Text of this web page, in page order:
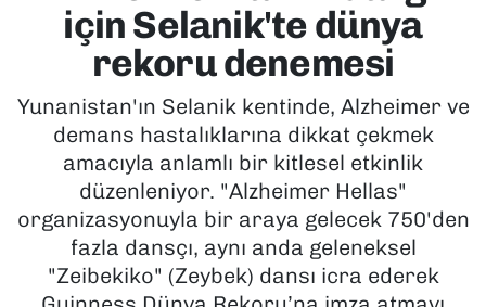
için Selanik'te dünya
rekoru denemesi
Yunanistan'ın Selanik kentinde, Alzheimer ve
demans hastalıklarına dikkat çekmek
amacıyla anlamlı bir kitlesel etkinlik
düzenleniyor. "Alzheimer Hellas"
organizasyonuyla bir araya gelecek 750'den
fazla dansçı, aynı anda geleneksel
"Zeibekiko" (Zeybek) dansı icra ederek
EKONOMİ
KÜLTÜR SANAT
MAGAZİN
POLİTİKA
SAĞLIK
SPOR
Tüm Manşetler
Son Dakika Haberleri
Haber Arşivi